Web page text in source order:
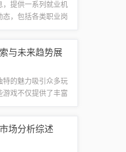
，提供一系列就业机
态，包括各类职业岗
助于更好地规划...
与未来趋势展
特的魅力吸引众多玩
游戏不仅提供了丰富
战。随着技术的...
场分析综述